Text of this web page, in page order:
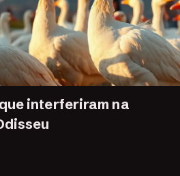
interferiram na